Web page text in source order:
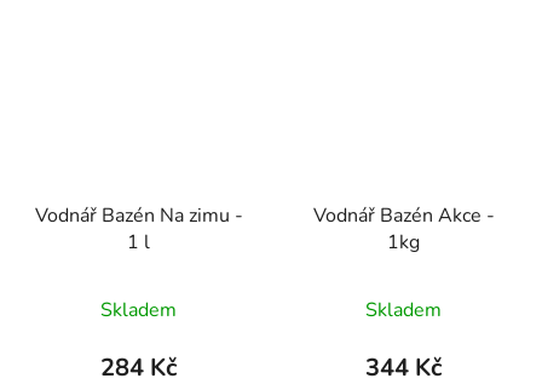
Vodnář Bazén Na zimu -
1 l
Skladem
284 Kč
Vodnář Bazén Akce -
1kg
Skladem
344 Kč